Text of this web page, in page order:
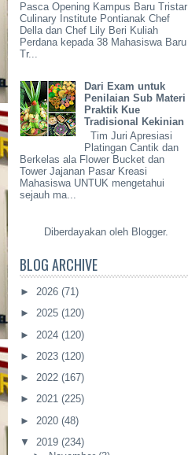
Pasca Opening Kampus Baru Tristar
Culinary Institute Pontianak Chef
Della dan Chef Lily Beri Kuliah
Perdana kepada 38 Mahasiswa Baru
Tr...
Dari Exam untuk
Penilaian Sub Materi
Praktik Kue
Tradisional Kekinian
Tim Juri Apresiasi
Platingan Cantik dan
Berkelas ala Flower Bucket dan
Tower Jajanan Pasar Kreasi
Mahasiswa UNTUK mengetahui
sejauh ma...
Diberdayakan oleh Blogger.
BLOG ARCHIVE
► 2026 (71)
► 2025 (120)
► 2024 (120)
► 2023 (120)
► 2022 (167)
► 2021 (225)
► 2020 (48)
▼ 2019 (234)